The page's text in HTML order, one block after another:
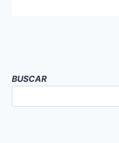
BUSCAR